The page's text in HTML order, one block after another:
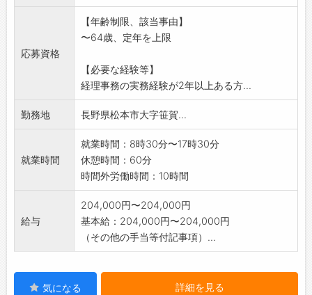
・社内資料のデータ入力
<変更の範囲:派遣契約先が定める業務>
応募資格
【年齢制限、該当事由】
〜64歳、定年を上限
【必要な経験等】
経理事務の実務経験が2年以上ある方...
勤務地 長野県松本市大字笹賀...
就業時間
就業時間：8時30分〜17時30分
休憩時間：60分
時間外労働時間：10時間
給与
204,000円〜204,000円
基本給：204,000円〜204,000円
（その他の手当等付記事項）...
気になる 詳細を見る